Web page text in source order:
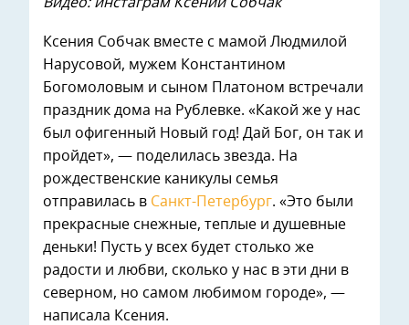
Видео: инстаграм Ксении Собчак
Ксения Собчак вместе с мамой Людмилой
Нарусовой, мужем Константином
Богомоловым и сыном Платоном встречали
праздник дома на Рублевке. «Какой же у нас
был офигенный Новый год! Дай Бог, он так и
пройдет», — поделилась звезда. На
рождественские каникулы семья
отправилась в Санкт-Петербург. «Это были
прекрасные снежные, теплые и душевные
деньки! Пусть у всех будет столько же
радости и любви, сколько у нас в эти дни в
северном, но самом любимом городе», —
написала Ксения.